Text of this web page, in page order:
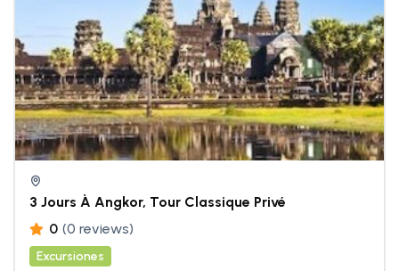
3 Jours À Angkor, Tour Classique Privé
0 (0 reviews)
Excursiones